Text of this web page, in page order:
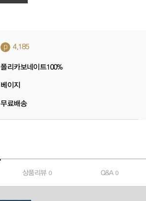
p 4,185
폴리카보네이트100%
베이지
무료배송
상품리뷰 0 Q&A0